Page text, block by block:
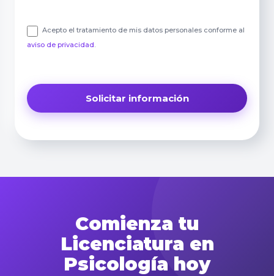
Acepto el tratamiento de mis datos personales conforme al
aviso de privacidad.
Comienza tu
Licenciatura en
Psicología hoy